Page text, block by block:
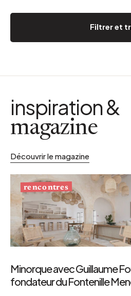
Filtrer et
inspiration &
magazine
Découvrir le magazine
rencontres
Minorque avec Guillaume
fondateur du Fontenille